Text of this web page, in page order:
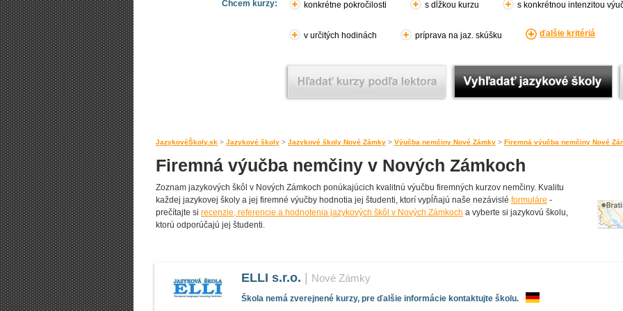
Chcem kurzy: konkrétne pokročilosti s dĺžkou kurzu s konkrétnou intenzitou
v určitých hodinách príprava na jaz. skúšku ďalšie kritériá
JazykovéŠkoly.sk > Jazykové školy > Jazykové školy Nové Zámky > Výučba nemčiny Nové Zámky > Firemná výučba nemčiny Nové
Firemná výučba nemčiny v Nových Zámkoch
Zoznam jazykových škôl v Nových Zámkoch ponúkajúcich kvalitnú výučbu firemných kurzov nemčiny. Kvalitu
každej jazykovej školy a jej firemné výučby hodnotia jej študenti, ktorí vypĺňajú naše nezávislé formuláre -
prečítajte si recenzie, referencie a hodnotenia jazykových škôl v Nových Zámkoch a vyberte si jazykovú školu,
ktorú odporúčajú jej študenti.
ELLI s.r.o. Nové Zámky
Škola nemá zverejnené kurzy, pre ďalšie informácie kontaktujte školu.